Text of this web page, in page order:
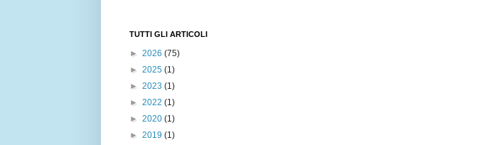
TUTTI GLI ARTICOLI
► 2026 (75)
► 2025 (1)
► 2023 (1)
► 2022 (1)
► 2020 (1)
► 2019 (1)